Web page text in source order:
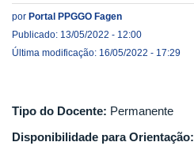
por Portal PPGGO Fagen
Publicado: 13/05/2022 - 12:00
Última modificação: 16/05/2022 - 17:29
Tipo do Docente: Permanente
Disponibilidade para Orientação: